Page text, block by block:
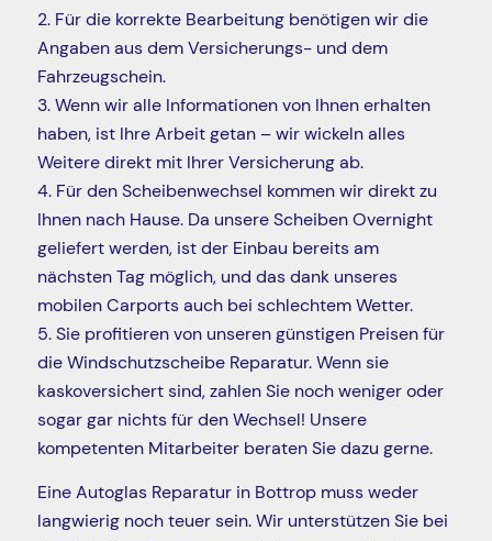
2. Für die korrekte Bearbeitung benötigen wir die
Angaben aus dem Versicherungs- und dem
Fahrzeugschein.
3. Wenn wir alle Informationen von Ihnen erhalten
haben, ist Ihre Arbeit getan – wir wickeln alles
Weitere direkt mit Ihrer Versicherung ab.
4. Für den Scheibenwechsel kommen wir direkt zu
Ihnen nach Hause. Da unsere Scheiben Overnight
geliefert werden, ist der Einbau bereits am
nächsten Tag möglich, und das dank unseres
mobilen Carports auch bei schlechtem Wetter.
5. Sie profitieren von unseren günstigen Preisen für
die Windschutzscheibe Reparatur. Wenn sie
kaskoversichert sind, zahlen Sie noch weniger oder
sogar gar nichts für den Wechsel! Unsere
kompetenten Mitarbeiter beraten Sie dazu gerne.
Eine Autoglas Reparatur in Bottrop muss weder
langwierig noch teuer sein. Wir unterstützen Sie bei